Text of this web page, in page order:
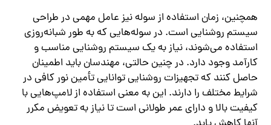
همچنین، زمان استفاده از سوله نیز عامل مهمی در طراحی
سیستم روشنایی است. در سوله‌هایی که به طور شبانه‌روزی
استفاده می‌شوند، نیاز به یک سیستم روشنایی مناسب و
کارآمد وجود دارد. در چنین حالتی، مهندسان باید اطمینان
حاصل کنند که تجهیزات روشنایی توانایی تأمین نور کافی در
شرایط مختلف را دارند. این به معنی استفاده از لامپ‌هایی با
کیفیت بالا و دارای عمر طولانی است تا نیاز به تعویض مکرر